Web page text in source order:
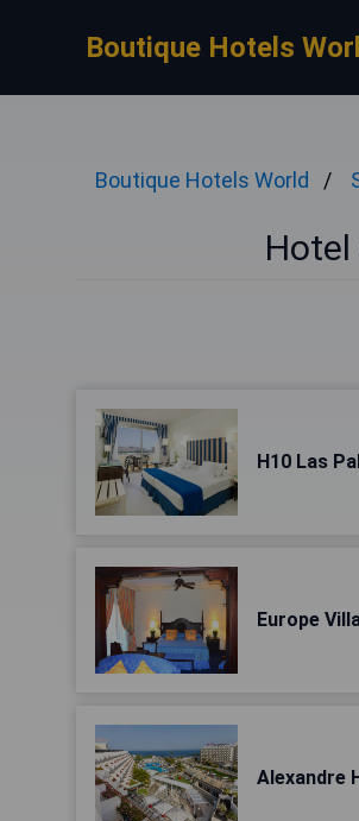
Boutique Hotels
Boutique Hotels World
Hotel
H10 Las
Europe
Alexandre